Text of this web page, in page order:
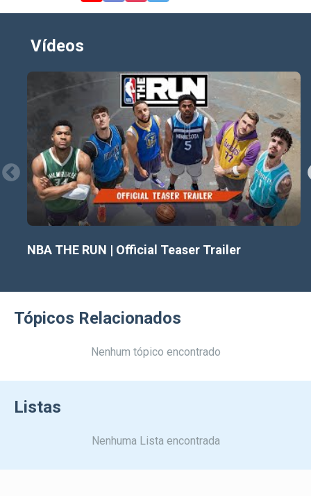
quebram tornozelos — em NBA THE RUN, a defesa é
estrondosos, mergulhos em bolas soltas, roubos
gigantes e a intensidade física total na defesa podem
levar à vitória e vão te deixar tão empolgado quanto.
STREETBALL COM ESTILO
Tudo em NBA THE RUN é feito à mão e estilizado para
oferecer um visual e uma sensação completamente
únicos. Fiel ao esporte do basquete e visualmente em
uma categoria própria — não existe outro jogo de
como NBA THE RUN.
Vídeos
NBA THE RUN | Official Teaser Trailer
Tópicos Relacionados
Nenhum tópico encontrado
Listas
Nenhuma Lista encontrada